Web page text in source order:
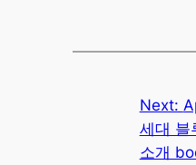
Next:
세대 블
소개